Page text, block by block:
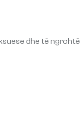
dhe të ngrohtë